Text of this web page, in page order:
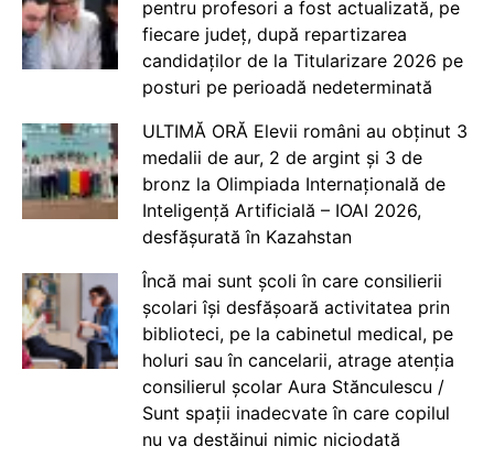
pentru profesori a fost actualizată, pe
fiecare județ, după repartizarea
candidaților de la Titularizare 2026 pe
posturi pe perioadă nedeterminată
ULTIMĂ ORĂ Elevii români au obținut 3
medalii de aur, 2 de argint și 3 de
bronz la Olimpiada Internațională de
Inteligență Artificială – IOAI 2026,
desfășurată în Kazahstan
Încă mai sunt școli în care consilierii
școlari își desfășoară activitatea prin
biblioteci, pe la cabinetul medical, pe
holuri sau în cancelarii, atrage atenția
consilierul școlar Aura Stănculescu /
Sunt spații inadecvate în care copilul
nu va destăinui nimic niciodată